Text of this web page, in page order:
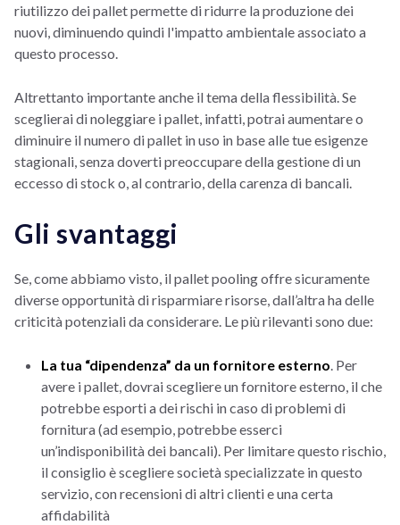
riutilizzo dei pallet permette di ridurre la produzione dei
nuovi, diminuendo quindi l'impatto ambientale associato a
questo processo.
Altrettanto importante anche il tema della flessibilità. Se
sceglierai di noleggiare i pallet, infatti, potrai aumentare o
diminuire il numero di pallet in uso in base alle tue esigenze
stagionali, senza doverti preoccupare della gestione di un
eccesso di stock o, al contrario, della carenza di bancali.
Gli svantaggi
Se, come abbiamo visto, il pallet pooling offre sicuramente
diverse opportunità di risparmiare risorse, dall’altra ha delle
criticità potenziali da considerare. Le più rilevanti sono due:
La tua “dipendenza” da un fornitore esterno. Per
avere i pallet, dovrai scegliere un fornitore esterno, il che
potrebbe esporti a dei rischi in caso di problemi di
fornitura (ad esempio, potrebbe esserci
un’indisponibilità dei bancali). Per limitare questo rischio,
il consiglio è scegliere società specializzate in questo
servizio, con recensioni di altri clienti e una certa
affidabilità